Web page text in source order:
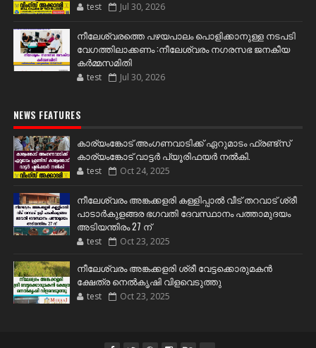
test Jul 30, 2026
നീലേശ്വരത്തെ പഴയപാലം പൊളിക്കാനുള്ള നടപടി
വേഗത്തിലാക്കണം :നീലേശ്വരം നഗരസഭ ജനകീയ
കർമ്മസമിതി
test Jul 30, 2026
NEWS FEATURES
കാര്യംങ്കോട് അംഗണവാടിക്ക് ഏറുമാടം ഫ്രണ്ട്സ്
കാര്യംങ്കോട് വാട്ടർ പ്യൂരിഫയർ നൽകി.
test Oct 24, 2025
നീലേശ്വരം അങ്കക്കളരി കള്ളിപ്പാൽ വീട് തറവാട് ശ്രീ
പാടാർകുളങ്ങര ഭഗവതി ദേവസ്ഥാനം പത്താമുദയം
അടിയന്തിരം 27 ന്
test Oct 23, 2025
നീലേശ്വരം അങ്കക്കളരി ശ്രീ വേട്ടക്കൊരുമകൻ
ക്ഷേത്ര നെൽകൃഷി വിളവെടുത്തു
test Oct 23, 2025